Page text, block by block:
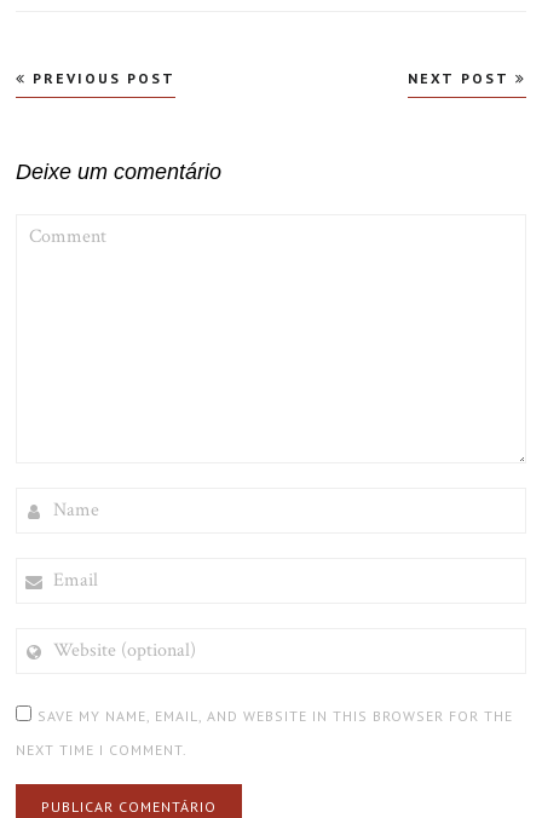
Navegação
de
PREVIOUS POST NEXT POST
Deixe um comentário
(OPTIONAL)
SAVE MY NAME, EMAIL, AND WEBSITE IN THIS BROWSER FOR THE
NEXT TIME I COMMENT.